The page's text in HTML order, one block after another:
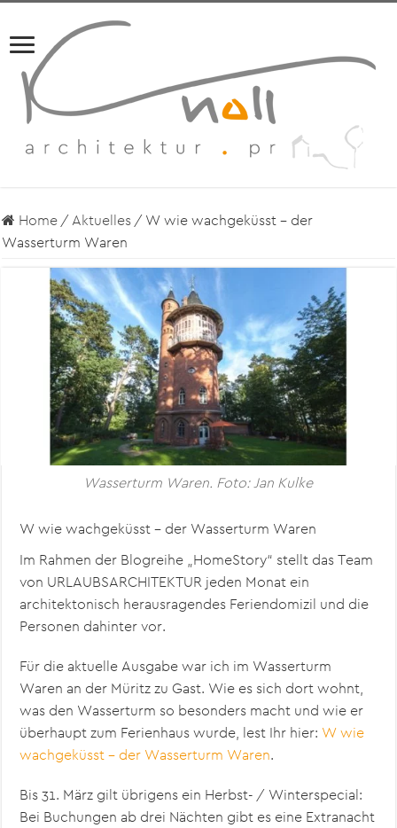
Home/Aktuelles/W wie wachgeküsst – der
Wasserturm Waren
Wasserturm Waren. Foto: Jan Kulke
W wie wachgeküsst – der Wasserturm Waren
Im Rahmen der Blogreihe „HomeStory“ stellt das Team
von URLAUBSARCHITEKTUR jeden Monat ein
architektonisch herausragendes Feriendomizil und die
Personen dahinter vor.
Für die aktuelle Ausgabe war ich im Wasserturm
Waren an der Müritz zu Gast. Wie es sich dort wohnt,
was den Wasserturm so besonders macht und wie er
überhaupt zum Ferienhaus wurde, lest Ihr hier: W wie
wachgeküsst – der Wasserturm Waren.
Bis 31. März gilt übrigens ein Herbst- / Winterspecial:
Bei Buchungen ab drei Nächten gibt es eine Extranacht